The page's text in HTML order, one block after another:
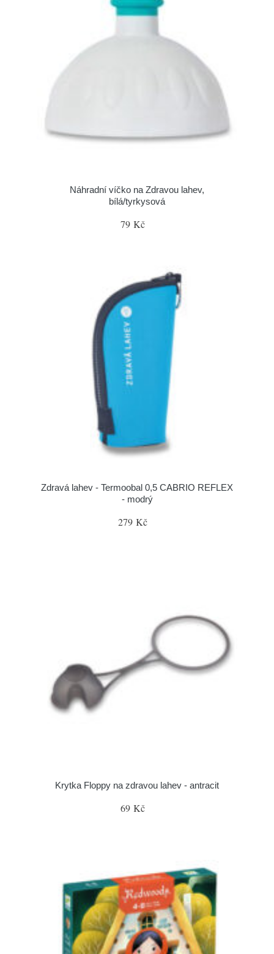
Náhradní víčko na Zdravou lahev,
bílá/tyrkysová
79 Kč
Zdravá lahev - Termoobal 0,5 CABRIO REFLEX
- modrý
279 Kč
Krytka Floppy na zdravou lahev - antracit
69 Kč